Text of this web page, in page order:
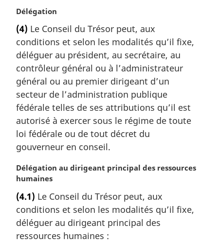
g
n
a
e
:
N
t
e
m
a
g
i
n
a
l
e
:
Délégation
(4) Le Conseil du Trésor peut, aux
conditions et selon les modalités qu’il fixe,
déléguer au président, au secrétaire, au
contrôleur général ou à l’administrateur
général ou au premier dirigeant d’un
secteur de l’administration publique
fédérale telles de ses attributions qu’il est
autorisé à exercer sous le régime de toute
loi fédérale ou de tout décret du
gouverneur en conseil.
N
o
e
m
a
r
Délégation au dirigeant principal des ressources
humaines
(4.1) Le Conseil du Trésor peut, aux
conditions et selon les modalités qu’il fixe,
déléguer au dirigeant principal des
ressources humaines :